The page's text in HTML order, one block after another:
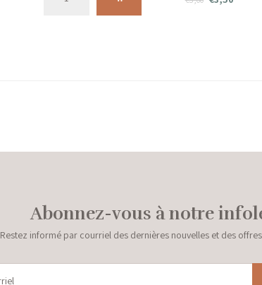
Abonnez-vous à notre
Restez informé par courriel des dernières nouvelles et des